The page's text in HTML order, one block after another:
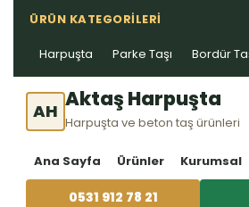
ÜRÜN KATEGORILERI
Harpuşta Parke Taşı Bordür
AH Aktaş Harpuşta
Harpuşta ve beton taş ürünleri
Ana Sayfa Ürünler Kurumsal
0531 912 78 21